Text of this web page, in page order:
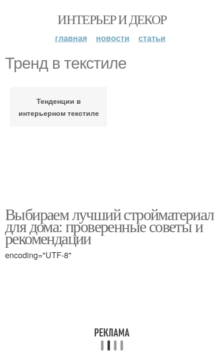
ИНТЕРЬЕР И ДЕКОР
главная новости статьи
Тренд в текстиле
Тенденции в
интерьерном текстиле
Выбираем лучший стройматериал
для дома: проверенные советы и
рекомендации
encoding="UTF-8"